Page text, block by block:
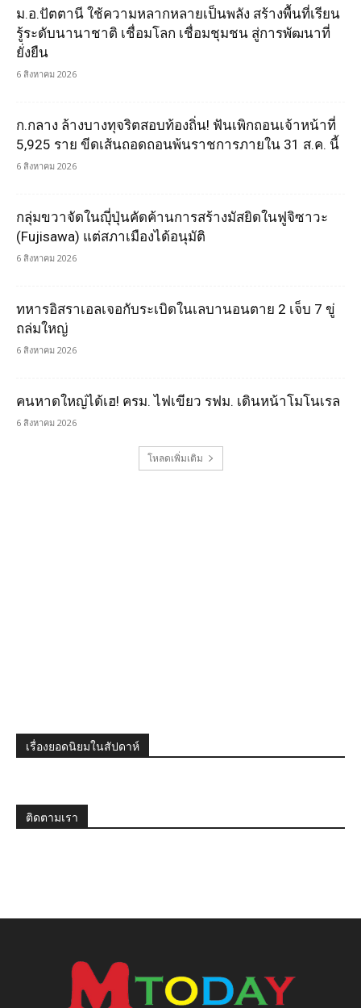
ม.อ.ปัตตานี ใช้ความหลากหลายเป็นพลัง สร้างพื้นที่เรียน
รู้ระดับนานาชาติ เชื่อมโลก เชื่อมชุมชน สู่การพัฒนาที่
ยั่งยืน
6 สิงหาคม 2026
ก.กลาง ล้างบางทุจริตสอบท้องถิ่น! ฟันเพิกถอนเจ้าหน้าที่
5,925 ราย ขีดเส้นถอดถอนพ้นราชการภายใน 31 ส.ค. นี้
6 สิงหาคม 2026
กลุ่มขวาจัดในญุี่ปุ่นคัดค้านการสร้างมัสยิดในฟูจิซาวะ
(Fujisawa) แต่สภาเมืองได้อนุมัติ
6 สิงหาคม 2026
ทหารอิสราเอลเจอกับระเบิดในเลบานอนตาย 2 เจ็บ 7 ขู่
ถล่มใหญ่
6 สิงหาคม 2026
คนหาดใหญ่ได้เฮ! ครม. ไฟเขียว รฟม. เดินหน้าโมโนเรล
6 สิงหาคม 2026
โหลดเพิ่มเติม
เรื่องยอดนิยมในสัปดาห์
ติดตามเรา